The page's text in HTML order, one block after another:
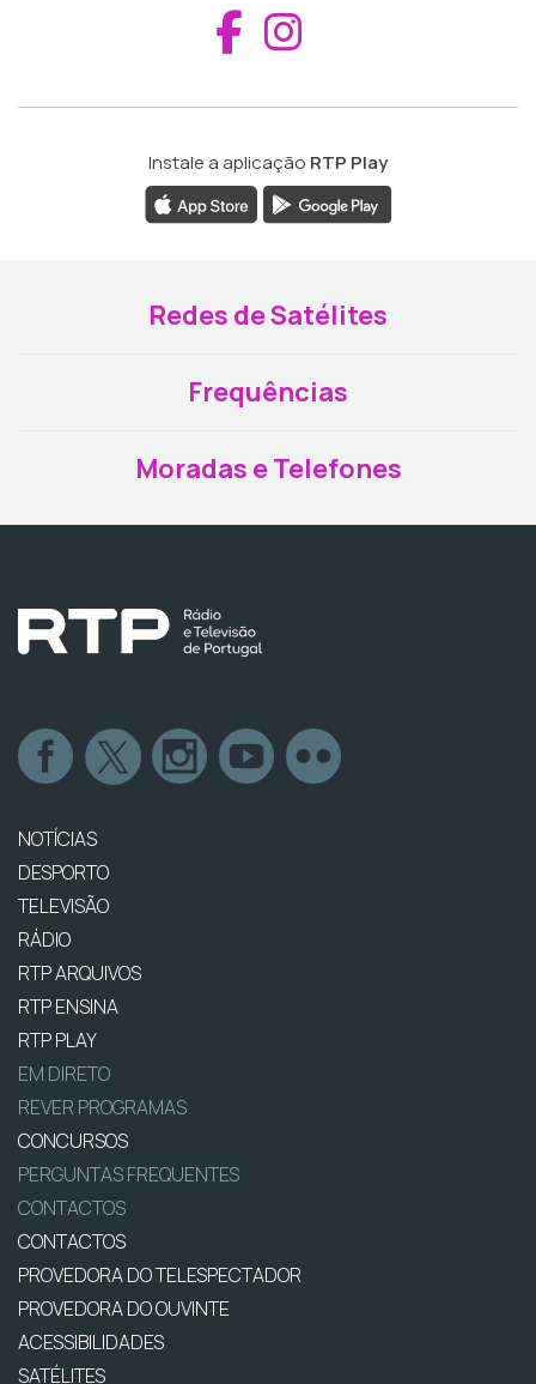
Aceder ao
Instale a aplicação RTP Play
Redes de Satélites
Frequências
Moradas e Telefones
NOTÍCIAS
DESPORTO
TELEVISÃO
RÁDIO
RTP ARQUIVOS
RTP ENSINA
RTP PLAY
EM DIRETO
REVER PROGRAMAS
CONCURSOS
PERGUNTAS FREQUENTES
CONTACTOS
CONTACTOS
PROVEDORA DO TELESPECTADOR
PROVEDORA DO OUVINTE
ACESSIBILIDADES
SATÉLITES